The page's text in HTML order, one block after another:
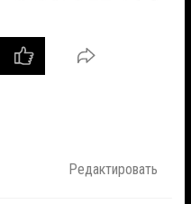
Редактировать